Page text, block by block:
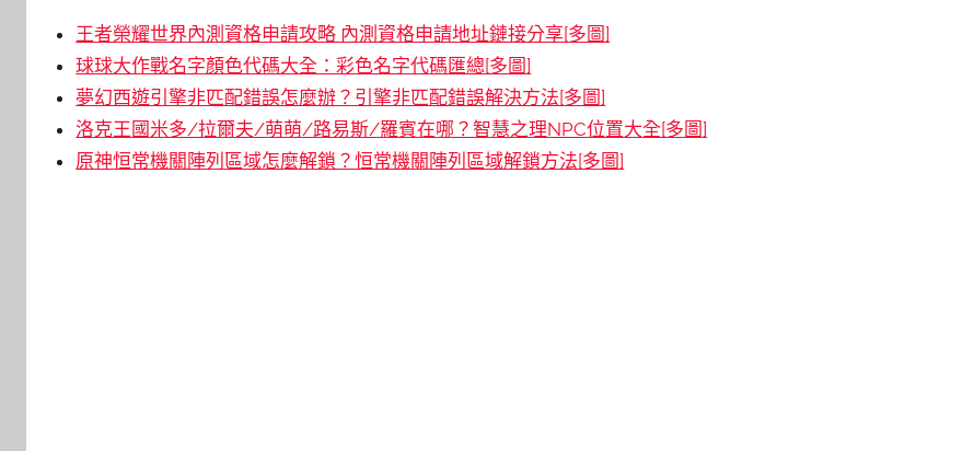
王者榮耀世界內測資格申請攻略 內測資格申請地址鏈接分享[多圖]
球球大作戰名字顏色代碼大全：彩色名字代碼匯總[多圖]
夢幻西遊引擎非匹配錯誤怎麼辦？引擎非匹配錯誤解決方法[多圖]
洛克王國米多/拉爾夫/萌萌/路易斯/羅賓在哪？智慧之理NPC位置大全[多圖]
原神恒常機關陣列區域怎麼解鎖？恒常機關陣列區域解鎖方法[多圖]